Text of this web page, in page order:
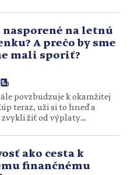
nám denne hovoria:
človek…
nasporené na letnú
A prečo by sme
mali sporiť?
povzbudzuje k okamžitej
teraz, uži si to hneď a
žiť od výplaty
potrieb, rýchly životný
budú…ako cesta k
finančnému